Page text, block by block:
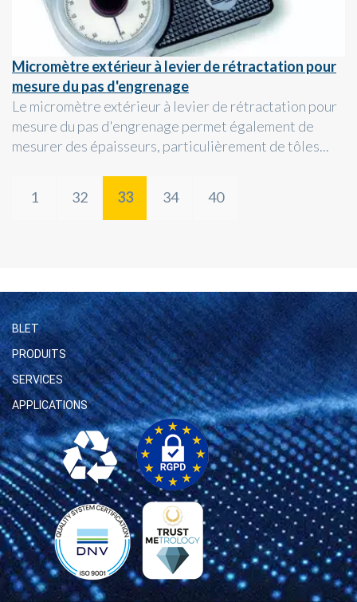
Micromètre extérieur à levier de rétractation pour
mesure du pas d'engrenage
Le micromètre extérieur à levier de rétractation pour
mesure du pas d'engrenage permet également de
mesurer des épaisseurs, particulièrement de tôles...
1 32 33 34 40
BLET
PRODUITS
SERVICES
APPLICATIONS